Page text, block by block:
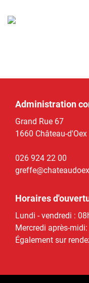
Administration
Grand Rue 67
1660 Château-d'Oex
026 924 22 00
Horaires
Lundi - vendredi :
Mercredi après-
Également sur